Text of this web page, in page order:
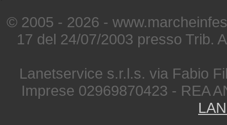
© 2005 - 2026 -
17 del 24/07/2003 presso Trib.
Lanetservice s.r.l.s. via Fabio
Imprese 02969870423 - REA